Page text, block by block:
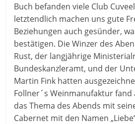
Buch befanden viele Club
letztendlich machen uns gute
Beziehungen auch gesünder,
bestätigen. Die Winzer des
Rust, der langjährige
Bundeskanzleramt, und der
Martin Fink hatten
Follner´s Weinmanufaktur fand
das Thema des Abends mit
Cabernet mit den Namen